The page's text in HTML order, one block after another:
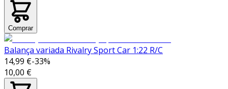
Comprar
Balança variada Rivalry Sport Car 1:22 R/C
14,99 €-33%
10,00 €